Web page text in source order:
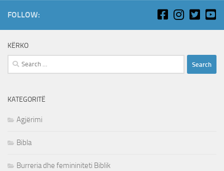
FOLLOW:
KËRKO
Search
for:
KATEGORITË
Agjërimi
Bibla
Burreria dhe femininiteti Biblik